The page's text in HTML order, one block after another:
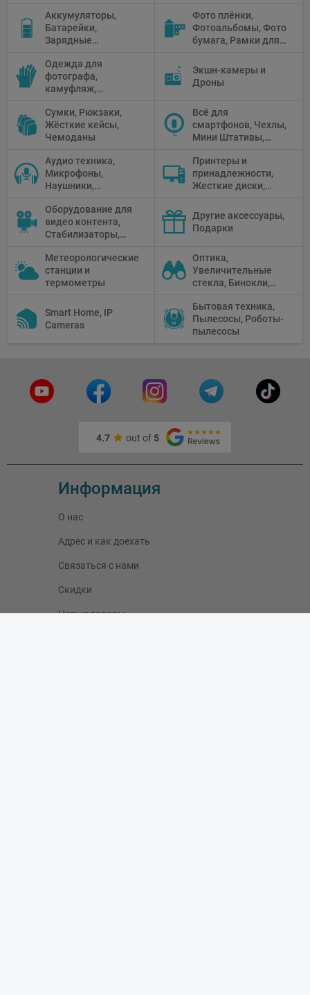
Рефлекторы,
Отражатели,
Предметные
Аккумуляторы,
Батарейки,
Зарядные
питания, Солнечные
панели
Фото плёнки,
Фотоальбомы, Фото
бумага, Рамки для
камеры
Одежда для
фотографа,
камуфляж,
Экшн-камеры и
Дроны
Сумки, Рюкзаки,
Жёсткие кейсы,
Чемоданы
Всё для
смартфонов, Чехлы,
Мини Штативы,
Аудио техника,
Микрофоны,
Наушники,
микшеры, Кабели и
адаптеры
Принтеры и
принадлежности,
Жесткие диски,
Проекторы,
Графические
Планшеты, Бумага
Оборудование для
видео контента,
Стабилизаторы,
Мониторы,
Профессиональное
видео
Другие аксессуары,
Подарки
Метеорологические
станции и
термометры
Оптика,
Увеличительные
стекла, Бинокли,
Телескопы,
Прицелы,
Микроскопы,
Smart Home, IP
Cameras
Бытовая техника,
Пылесосы, Роботы-
пылесосы
4.7 out of 5
Информация
О нас
Адрес и как доехать
Связаться с нами
Скидки
Новые товары